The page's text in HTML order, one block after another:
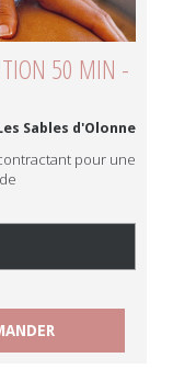
50 MIN -
Sables d'Olonne
pour une